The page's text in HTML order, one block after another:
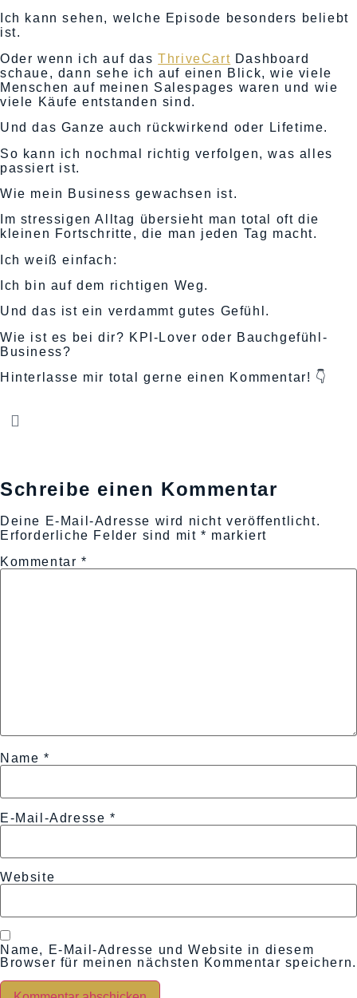
Ich kann sehen, welche Episode besonders beliebt
ist.
Oder wenn ich auf dasThriveCart Dashboard
schaue, dann sehe ich auf einen Blick, wie viele
Menschen auf meinen Salespages waren und wie
viele Käufe entstanden sind.
Und das Ganze auch rückwirkend oder Lifetime.
So kann ich nochmal richtig verfolgen, was alles
passiert ist.
Wie mein Business gewachsen ist.
Im stressigen Alltag übersieht man total oft die
kleinen Fortschritte, die man jeden Tag macht.
Ich weiß einfach:
Ich bin auf dem richtigen Weg.
Und das ist ein verdammt gutes Gefühl.
Wie ist es bei dir? KPI-Lover oder Bauchgefühl-
Business?
Hinterlasse mir total gerne einen Kommentar! 👇
Schreibe einen Kommentar
Deine E-Mail-Adresse wird nicht veröffentlicht.
Erforderliche Felder sind mit* markiert
Kommentar *
Name *
E-Mail-Adresse *
Website
Name, E-Mail-Adresse und Website in diesem
Browser für meinen nächsten Kommentar speichern.